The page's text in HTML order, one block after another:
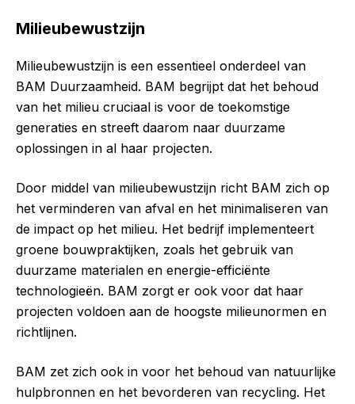
Milieubewustzijn
Milieubewustzijn is een essentieel onderdeel van
BAM Duurzaamheid. BAM begrijpt dat het behoud
van het milieu cruciaal is voor de toekomstige
generaties en streeft daarom naar duurzame
oplossingen in al haar projecten.
Door middel van milieubewustzijn richt BAM zich op
het verminderen van afval en het minimaliseren van
de impact op het milieu. Het bedrijf implementeert
groene bouwpraktijken, zoals het gebruik van
duurzame materialen en energie-efficiënte
technologieën. BAM zorgt er ook voor dat haar
projecten voldoen aan de hoogste milieunormen en
richtlijnen.
BAM zet zich ook in voor het behoud van natuurlijke
hulpbronnen en het bevorderen van recycling. Het